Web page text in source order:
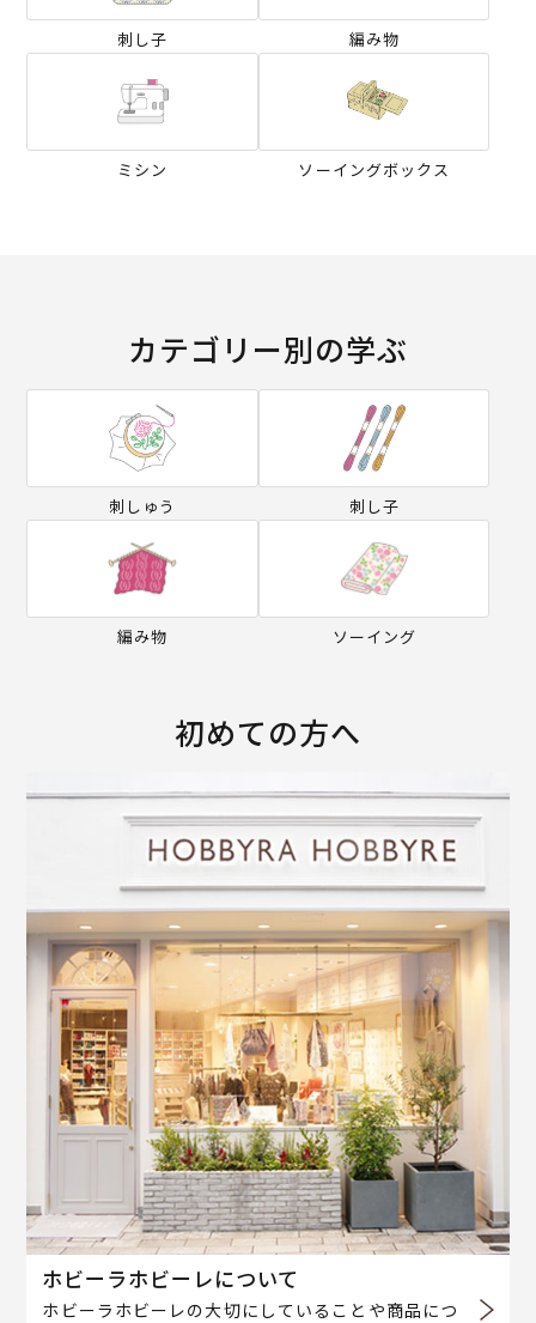
刺し子 編み物
ミシン ソーイングボックス
カテゴリー別の学ぶ
刺しゅう 刺し子
編み物 ソーイング
初めての方へ
ホビーラホビーレについて
ホビーラホビーレの大切にしていることや商品につ